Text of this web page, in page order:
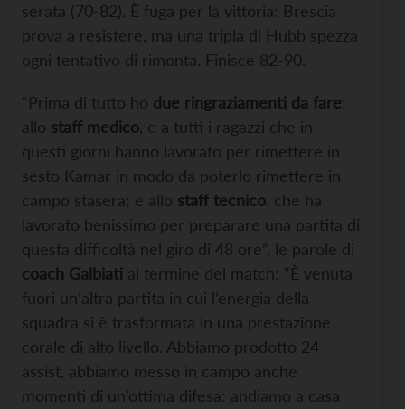
serata (70-82). È fuga per la vittoria: Brescia
prova a resistere, ma una tripla di Hubb spezza
ogni tentativo di rimonta. Finisce 82-90.
“Prima di tutto ho due ringraziamenti da fare:
allo staff medico , e a tutti i ragazzi che in
questi giorni hanno lavorato per rimettere in
sesto Kamar in modo da poterlo rimettere in
campo stasera; e allo staff tecnico , che ha
lavorato benissimo per preparare una partita di
questa difficoltà nel giro di 48 ore”, le parole di
coach Galbiati al termine del match: “È venuta
fuori un’altra partita in cui l’energia della
squadra si è trasformata in una prestazione
corale di alto livello. Abbiamo prodotto 24
assist, abbiamo messo in campo anche
momenti di un’ottima difesa: andiamo a casa